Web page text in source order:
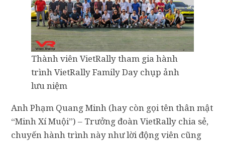
Thành viên VietRally tham gia hành
trình VietRally Family Day chụp ảnh
lưu niệm
Anh Phạm Quang Minh (hay còn gọi tên thân mật
“Minh Xí Muội”) – Trưởng đoàn VietRally chia sẻ,
chuyến hành trình này như lời động viên cũng